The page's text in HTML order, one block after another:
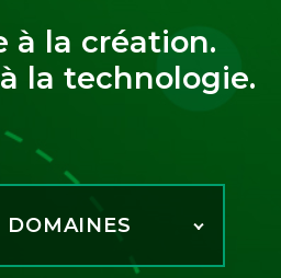
à la création.
la technologie.
DOMAINES